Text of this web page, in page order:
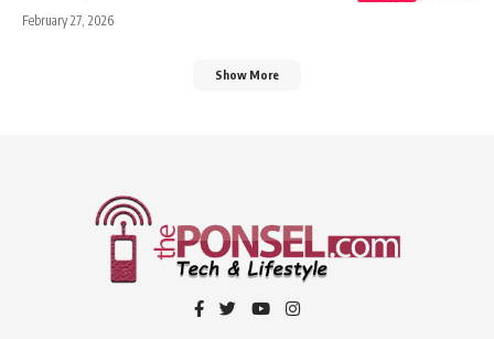
February 27, 2026
Show More